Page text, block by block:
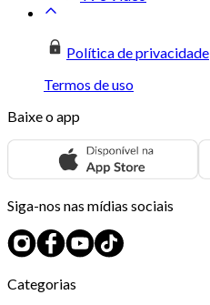
Política de privacidade
Termos de uso
Baixe o app
Siga-nos nas mídias sociais
Categorias